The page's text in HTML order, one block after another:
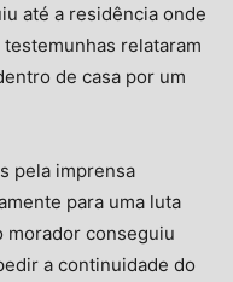
até a residência onde
relataram
de casa por um
pela imprensa
para uma luta
morador conseguiu
a continuidade do